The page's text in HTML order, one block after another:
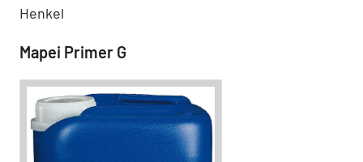
Henkel
Mapei Primer G